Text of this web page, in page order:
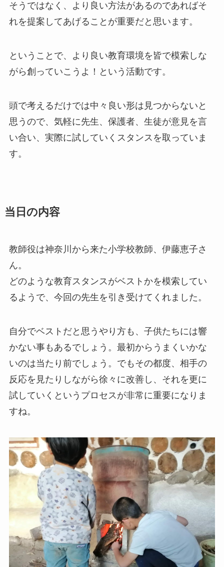
そうではなく、より良い方法があるのであればそ
れを提案してあげることが重要だと思います。
ということで、より良い教育環境を皆で模索しな
がら創っていこうよ！という活動です。
頭で考えるだけでは中々良い形は見つからないと
思うので、気軽に先生、保護者、生徒が意見を言
い合い、実際に試していくスタンスを取っていま
す。
当日の内容
教師役は神奈川から来た小学校教師、伊藤恵子さ
ん。
どのような教育スタンスがベストかを模索してい
るようで、今回の先生を引き受けてくれました。
自分でベストだと思うやり方も、子供たちには響
かない事もあるでしょう。最初からうまくいかな
いのは当たり前でしょう。でもその都度、相手の
反応を見たりしながら徐々に改善し、それを更に
試していくというプロセスが非常に重要になりま
すね。